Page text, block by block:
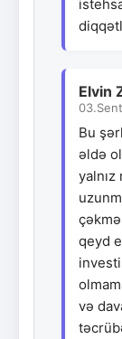
Elvin
Bu
əldə
qeyd
və